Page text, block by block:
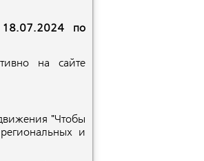
по
на сайте
"Чтобы
и